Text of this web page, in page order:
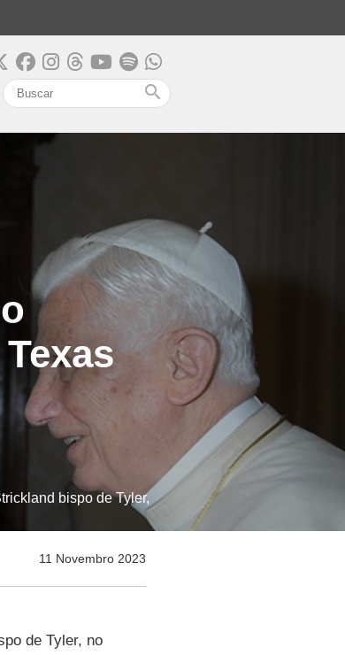
search
bispo de Tyler,
11 Novembro 2023
de Tyler, no